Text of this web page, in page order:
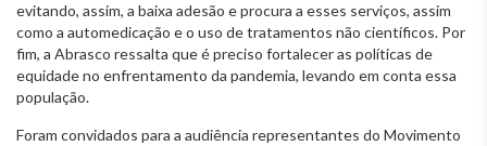
evitando, assim, a baixa adesão e procura a esses serviços, assim
como a automedicação e o uso de tratamentos não científicos. Por
fim, a Abrasco ressalta que é preciso fortalecer as políticas de
equidade no enfrentamento da pandemia, levando em conta essa
população.
Foram convidados para a audiência representantes do Movimento